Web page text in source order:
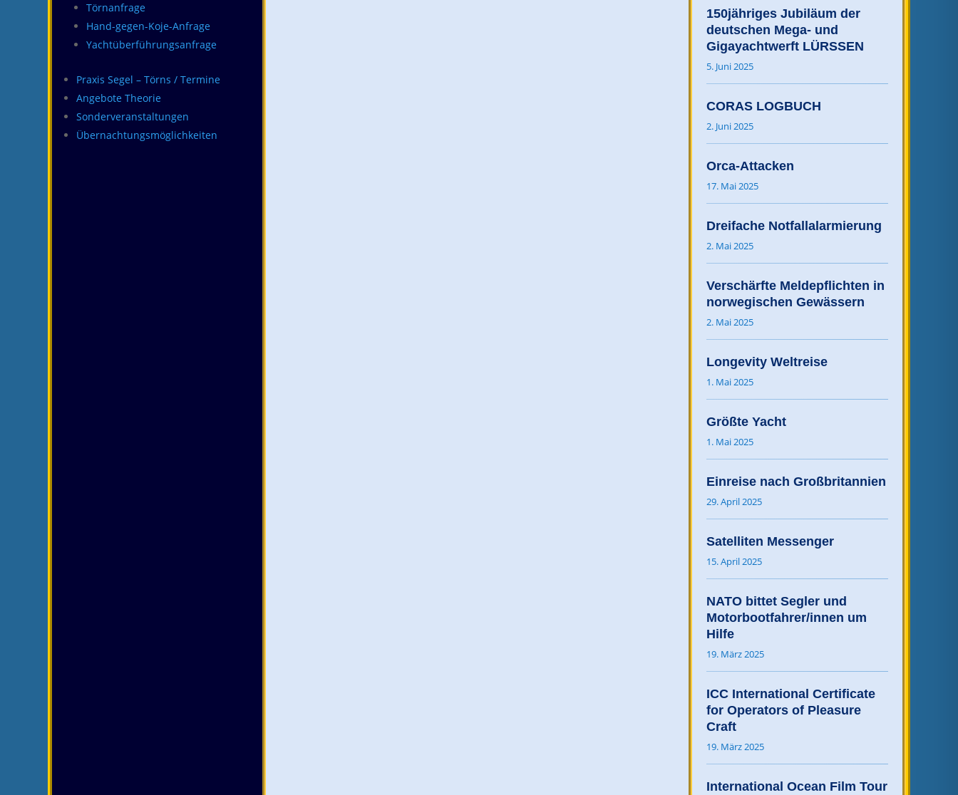
Törnanfrage
Hand-gegen-Koje-Anfrage
Yachtüberführungsanfrage
Praxis Segel – Törns / Termine
Angebote Theorie
Sonderveranstaltungen
Übernachtungsmöglichkeiten
150jähriges Jubiläum der
deutschen Mega- und
Gigayachtwerft LÜRSSEN
5. Juni 2025
CORAS LOGBUCH
2. Juni 2025
Orca-Attacken
17. Mai 2025
Dreifache Notfallalarmierung
2. Mai 2025
Verschärfte Meldepflichten in
norwegischen Gewässern
2. Mai 2025
Longevity Weltreise
1. Mai 2025
Größte Yacht
1. Mai 2025
Einreise nach Großbritannien
29. April 2025
Satelliten Messenger
15. April 2025
NATO bittet Segler und
Motorbootfahrer/innen um
Hilfe
19. März 2025
ICC International Certificate
for Operators of Pleasure
Craft
19. März 2025
International Ocean Film Tour